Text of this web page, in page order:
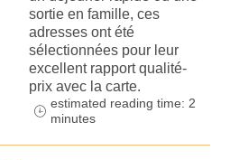
sortie en famille, ces
adresses ont été
sélectionnées pour leur
excellent rapport qualité-
prix avec la carte.
estimated reading time: 2
minutes